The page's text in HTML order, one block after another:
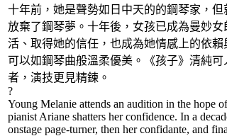
十年前，她是聲勢如日中天的的鋼琴家，
放棄了鋼琴夢。十年後，女孩已成為曼妙
活、取得她的信任，也成為她情感上的依
可以如鋼琴曲般溫柔優美。《孩子》清純
者，演技更見精鍊。
?
Young Melanie attends an audition in the hope
pianist Ariane shatters her confidence. In a
onstage page-turner, then her confidante, and